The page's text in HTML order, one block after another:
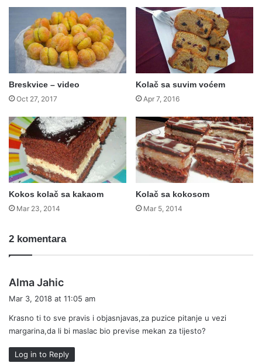
Breskvice – video
Oct 27, 2017
Kolač sa suvim voćem
Apr 7, 2016
Kokos kolač sa kakaom
Mar 23, 2014
Kolač sa kokosom
Mar 5, 2014
2 komentara
Alma Jahic
a
s
:
Mar 3, 2018 at 11:05 am
Krasno ti to sve pravis i objasnjavas,za puzice pitanje u vezi
margarina,da li bi maslac bio previse mekan za tijesto?
Log in to Reply